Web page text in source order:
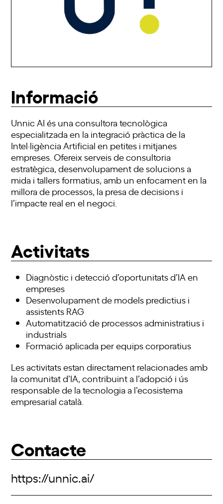
Informació
Unnic AI és una consultora tecnològica
especialitzada en la integració pràctica de la
Intel·ligència Artificial en petites i mitjanes
empreses. Ofereix serveis de consultoria
estratègica, desenvolupament de solucions a
mida i tallers formatius, amb un enfocament en la
millora de processos, la presa de decisions i
l’impacte real en el negoci.
Activitats
Diagnòstic i detecció d’oportunitats d’IA en
empreses
Desenvolupament de models predictius i
assistents RAG
Automatització de processos administratius i
industrials
Formació aplicada per equips corporatius
Les activitats estan directament relacionades amb
la comunitat d’IA, contribuint a l’adopció i ús
responsable de la tecnologia a l’ecosistema
empresarial català.
Contacte
https://unnic.ai/